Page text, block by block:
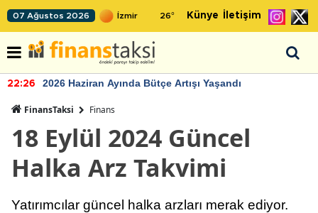
07 Ağustos 2026 26° Künye İletişim
22:26 2026 Haziran Ayında Bütçe Artışı Yaşandı
FinansTaksi Finans
18 Eylül 2024 Güncel
Halka Arz Takvimi
Yatırımcılar güncel halka arzları merak ediyor.